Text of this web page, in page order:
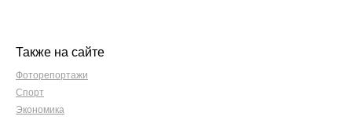
Также на сайте
Фоторепортажи
Спорт
Экономика